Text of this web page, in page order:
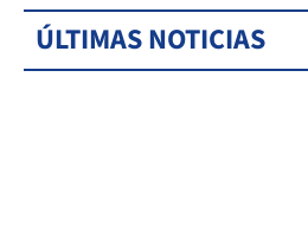
ÚLTIMAS NOTICIAS